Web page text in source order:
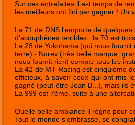
Sur ces entrefaites il est temps de
les meilleurs ont fini par gagner ! Un
La 71 de DNS l'emporte de
d'acouphènes terribles : la 70 est
La 28 de Yokohama (qui nous
terre) - Norev (très belle marque,
nous fournit rien) compte tous les
La 42 de MT Racing est cinquième
officieux, à savoir ceux qui ont mis
gagné (peut-être Jean B...), mais ils
La 999 est 7ème, suite à une
Quelle belle ambiance il règne pour
Tout le monde s'embrasse, se